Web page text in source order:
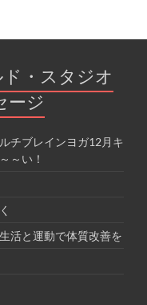
・スタジオ
ージ
チブレインヨガ12月キ
～い！
活と運動で体質改善を